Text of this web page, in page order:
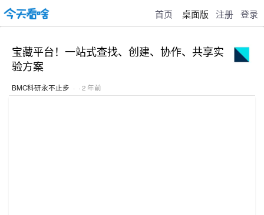
首页 桌面版 注册 登录
宝藏平台！一站式查找、创建、协作、共享实
验方案
BMC科研永不止步 · · 2 年前